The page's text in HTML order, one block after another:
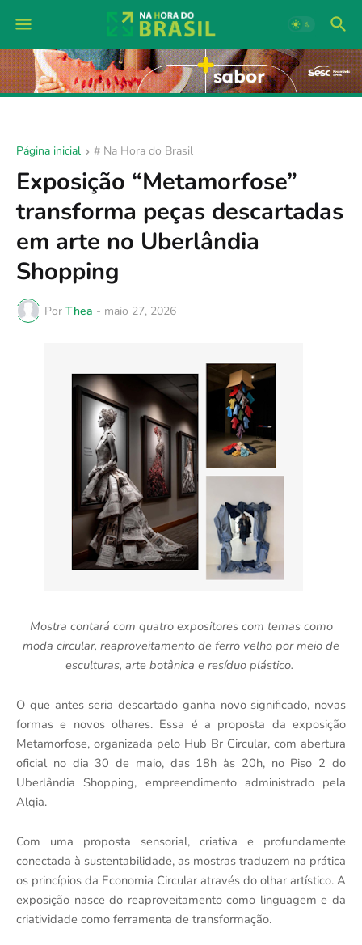
Página inicial # Na Hora do Brasil
Exposição “Metamorfose”
transforma peças descartadas
em arte no Uberlândia
Shopping
Por Thea - maio 27, 2026
Mostra contará com quatro expositores com temas como
moda circular, reaproveitamento de ferro velho por meio de
esculturas, arte botânica e resíduo plástico.
O que antes seria descartado ganha novo significado, novas
formas e novos olhares. Essa é a proposta da exposição
Metamorfose, organizada pelo Hub Br Circular, com abertura
oficial no dia 30 de maio, das 18h às 20h, no Piso 2 do
Uberlândia Shopping, empreendimento administrado pela
Alqia.
Com uma proposta sensorial, criativa e profundamente
conectada à sustentabilidade, as mostras traduzem na prática
os princípios da Economia Circular através do olhar artístico. A
exposição nasce do reaproveitamento como linguagem e da
criatividade como ferramenta de transformação.